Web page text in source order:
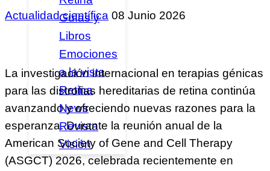
Guías y
Libros
Emociones
a la vista
Retina
News
Revista
Visión
Actualidad científica 08 Junio 2026
La investigación internacional en terapias génicas
para las distrofias hereditarias de retina continúa
avanzando y ofreciendo nuevas razones para la
esperanza. Durante la reunión anual de la
American Society of Gene and Cell Therapy
(ASGCT) 2026, celebrada recientemente en